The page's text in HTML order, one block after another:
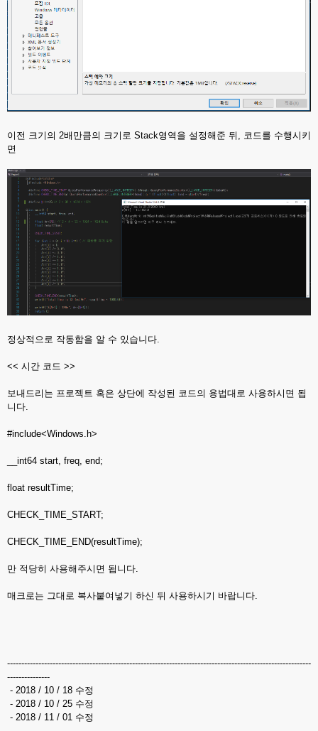
이전 크기의 2배만큼의 크기로 Stack영역을 설정해준 뒤, 코드를 수행시키
면
정상적으로 작동함을 알 수 있습니다.
<< 시간 코드 >>
보내드리는 프로젝트 혹은 상단에 작성된 코드의 용법대로 사용하시면 됩
니다.
#include<Windows.h>
__int64 start, freq, end;
float resultTime;
CHECK_TIME_START;
CHECK_TIME_END(resultTime);
만 적당히 사용해주시면 됩니다.
매크로는 그대로 복사붙여넣기 하신 뒤 사용하시기 바랍니다.
-----------------------------------------------------------------------------------------------------------
---------------
- 2018 / 10 / 18 수정
- 2018 / 10 / 25 수정
- 2018 / 11 / 01 수정